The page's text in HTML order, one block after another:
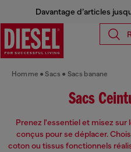
Davantage d’articles
Homme Sacs Sacs banane
Sacs
Prenez l'essentiel et misez
conçus pour se déplacer.
coton ou tissus fonctionnels